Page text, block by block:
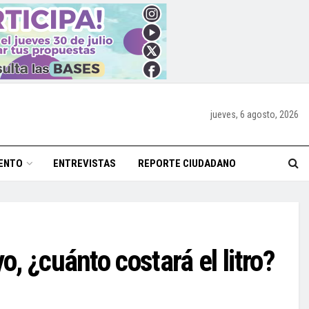
jueves, 6 agosto, 2026
ENTREVISTAS REPORTE CIUDADANO
¿cuánto costará el litro?